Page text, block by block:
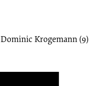
Dominic Krogemann (9)